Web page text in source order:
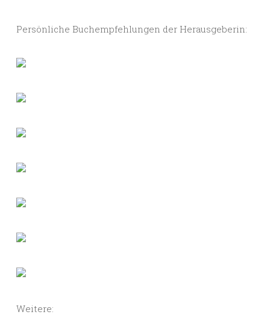
Persönliche Buchempfehlungen der Herausgeberin:
Weitere: